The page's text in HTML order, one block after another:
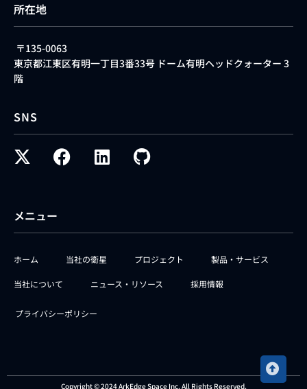
所在地
〒135-0063
東京都江東区有明一丁目3番33号 ドーム有明ヘッドクォーター 3
階
SNS
メニュー
ホーム 当社の衛星 プロジェクト 製品・サービス
当社について ニュース・リソース 採用情報
プライバシーポリシー
Copyright © 2024 ArkEdge Space Inc. All Rights Reserved.